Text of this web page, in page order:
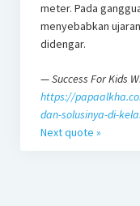
meter. Pada
menyebabkan
didengar.
—Success For Kids
https://
dan-solusinya-di-
Next quote »